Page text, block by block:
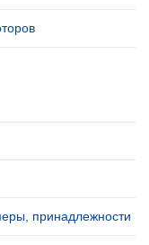
принадлежности